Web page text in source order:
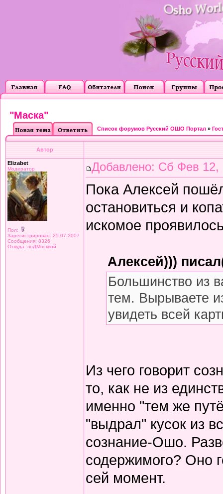
"Маска"
Список форумов Русский ОШО Портал »
Автор
Elizabet
Модератор
Пол:
Зарегистрирован: 25.07.2007
Сообщения: 8326
Откуда: поДМосквой
Добавлено: Сб Фев 12,
Пока Алексей
остановиться и
искомое
Алексей)))
Большинство из
тем. Вырываете
увидеть всей
Из чего говорит
то, как не из
именно "тем же
"выдрал" кусок из
сознание-Ошо.
содержимого? Оно
сей момент.